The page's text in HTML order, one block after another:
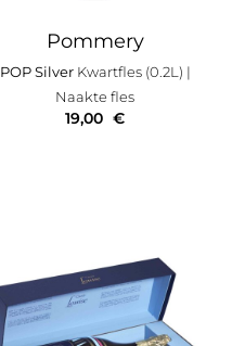
Pommery
POP SilverKwartfles (0.2L) |
Naakte fles
19,00 €